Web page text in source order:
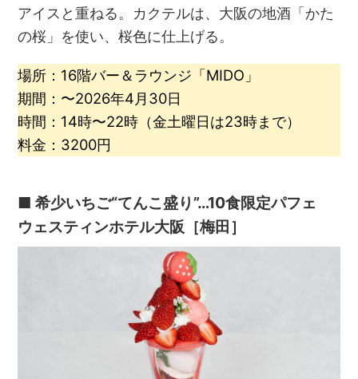
アイスと重ねる。カクテルは、大阪の地酒「かた
の桜」を使い、桜色に仕上げる。
場所：16階バー＆ラウンジ「MIDO」
期間：〜2026年4月30日
時間：14時〜22時（金土曜日は23時まで）
料金：3200円
■ 希少いちご“てんこ盛り”…10食限定パフェ
ウェスティンホテル大阪［梅田］